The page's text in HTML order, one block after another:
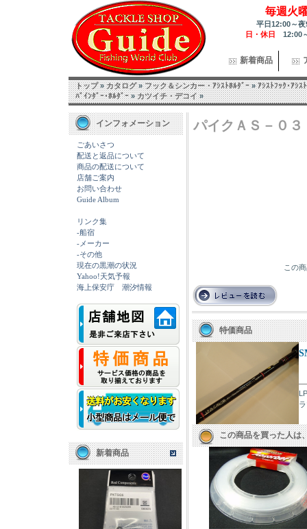
毎週火
平日12:00～
日・休日 12:00
新着商品
トップ»カタログ»フック＆シンカー・ｱｼｽﾄﾎﾙﾀﾞｰ»ｱｼｽﾄﾌｯｸ･ｱｼｽ
ﾊﾞｲﾝﾀﾞｰ･ﾎﾙﾀﾞｰ»カツイチ・デコイ»
インフォメーション
ごあいさつ
配送と返品について
商品の配送について
店舗ご案内
お問い合わせ
Guide Album
リンク集
-船宿
-メーカー
-その他
現在の黒潮の状況
Yahoo!天気予報
海上保安庁 潮汐情報
新着商品
パイクＡＳ－０
この
特価商品
この商品を買った人は